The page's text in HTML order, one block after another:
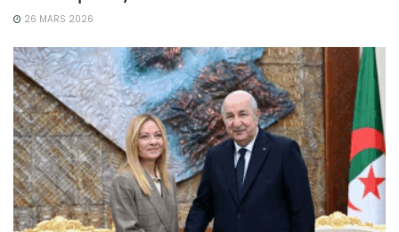
26 MARS 2026